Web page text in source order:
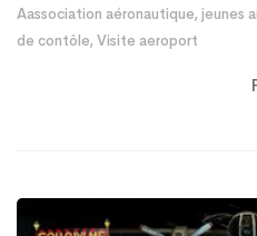
Aassociation aéronautique, jeunes
de contôle, Visite aeroport